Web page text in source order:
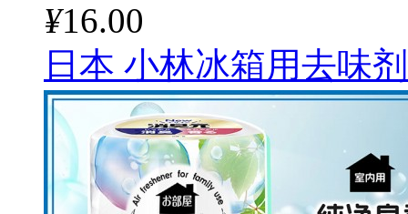
¥16.00
日本 小林冰箱用去味